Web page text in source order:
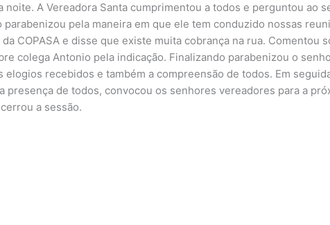
A Vereadora Santa cumprimentou a todos e perguntou ao
pela maneira em que ele tem conduzido nossas
COPASA e disse que existe muita cobrança na rua. Comentou
colega Antonio pela indicação. Finalizando parabenizou o
recebidos e também a compreensão de todos. Em
de todos, convocou os senhores vereadores para a
a sessão.